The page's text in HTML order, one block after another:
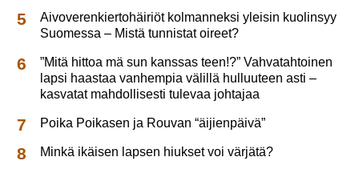
Aivoverenkiertohäiriöt kolmanneksi yleisin kuolinsyy
Suomessa – Mistä tunnistat oireet?
”Mitä hittoa mä sun kanssas teen!?” Vahvatahtoinen
lapsi haastaa vanhempia välillä hulluuteen asti –
kasvatat mahdollisesti tulevaa johtajaa
Poika Poikasen ja Rouvan “äijienpäivä”
Minkä ikäisen lapsen hiukset voi värjätä?